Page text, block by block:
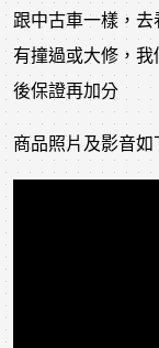
跟中古車一樣，
有撞過或大修，
後保證再加分
商品照片及影音如